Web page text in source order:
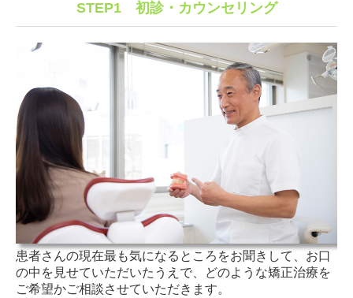
矯正治療の流れ
子どもの歯科矯正治療
治療費について
スタッフ募集
STEP1 初診・カウンセリング
患者さんの現在最も気になるところをお聞きして、お口
の中を見せていただいたうえで、どのような矯正治療を
ご希望かご相談させていただきます。